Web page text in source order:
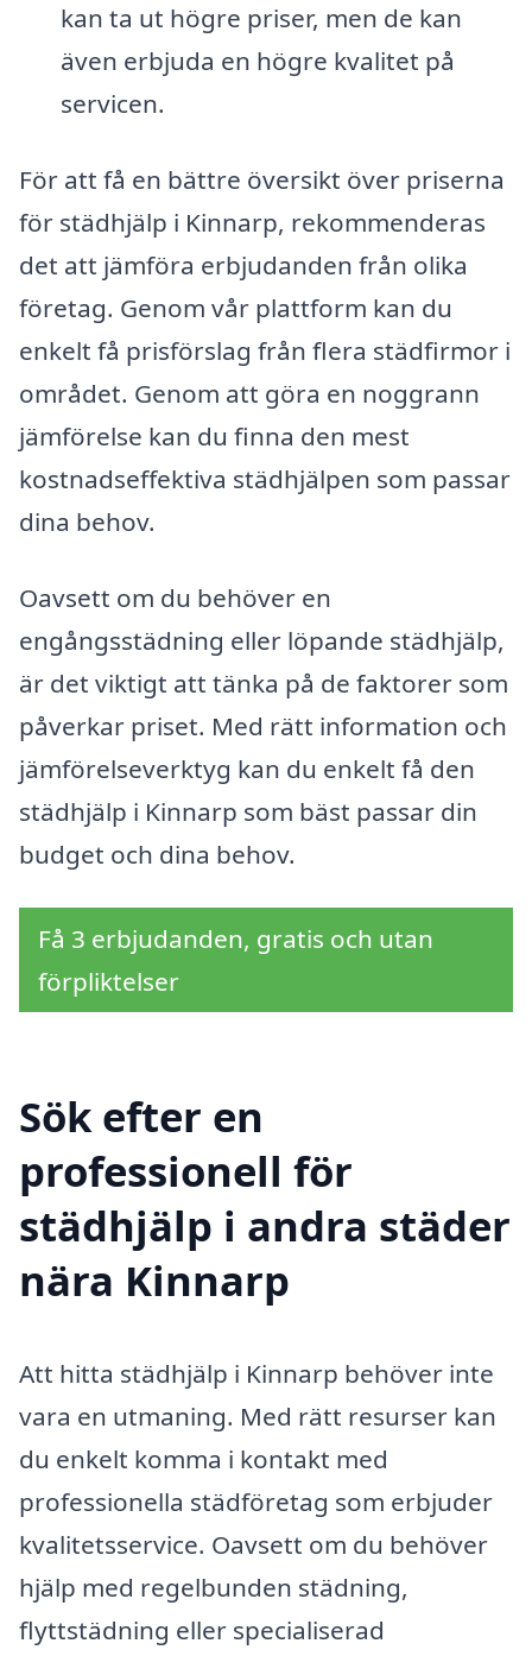
kan ta ut högre priser, men de kan
även erbjuda en högre kvalitet på
servicen.
För att få en bättre översikt över priserna
för städhjälp i Kinnarp, rekommenderas
det att jämföra erbjudanden från olika
företag. Genom vår plattform kan du
enkelt få prisförslag från flera städfirmor i
området. Genom att göra en noggrann
jämförelse kan du finna den mest
kostnadseffektiva städhjälpen som passar
dina behov.
Oavsett om du behöver en
engångsstädning eller löpande städhjälp,
är det viktigt att tänka på de faktorer som
påverkar priset. Med rätt information och
jämförelseverktyg kan du enkelt få den
städhjälp i Kinnarp som bäst passar din
budget och dina behov.
Få 3 erbjudanden, gratis och utan
förpliktelser
Sök efter en
professionell för
städhjälp i andra städer
nära Kinnarp
Att hitta städhjälp i Kinnarp behöver inte
vara en utmaning. Med rätt resurser kan
du enkelt komma i kontakt med
professionella städföretag som erbjuder
kvalitetsservice. Oavsett om du behöver
hjälp med regelbunden städning,
flyttstädning eller specialiserad